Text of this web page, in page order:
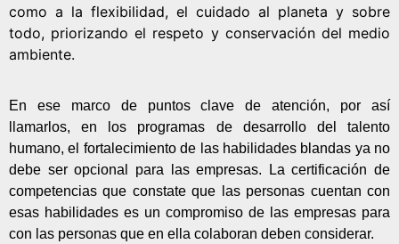
como a la flexibilidad, el cuidado al planeta y sobre
todo, priorizando el respeto y conservación del medio
ambiente.
En ese marco de puntos clave de atención, por así
llamarlos, en los programas de desarrollo del talento
humano, el fortalecimiento de las habilidades blandas ya no
debe ser opcional para las empresas. La certificación de
competencias que constate que las personas cuentan con
esas habilidades es un compromiso de las empresas para
con las personas que en ella colaboran deben considerar.